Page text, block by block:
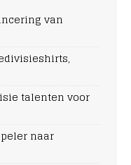
van
talenten voor
naar